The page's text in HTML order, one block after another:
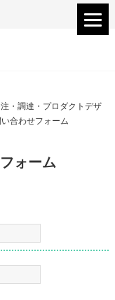
・調達・プロダクトデザ
合わせフォーム
ォーム